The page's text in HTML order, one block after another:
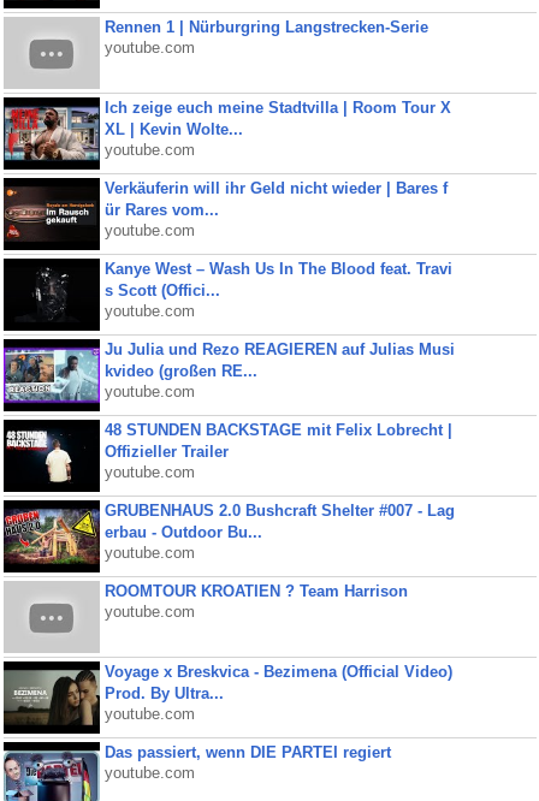
Rennen 1 | Nürburgring Langstrecken-Serie
youtube.com
Ich zeige euch meine Stadtvilla | Room Tour X
XL | Kevin Wolte...
youtube.com
Verkäuferin will ihr Geld nicht wieder | Bares f
ür Rares vom...
youtube.com
Kanye West – Wash Us In The Blood feat. Travi
s Scott (Offici...
youtube.com
Ju Julia und Rezo REAGIEREN auf Julias Musi
kvideo (großen RE...
youtube.com
48 STUNDEN BACKSTAGE mit Felix Lobrecht |
Offizieller Trailer
youtube.com
GRUBENHAUS 2.0 Bushcraft Shelter #007 - Lag
erbau - Outdoor Bu...
youtube.com
ROOMTOUR KROATIEN ? Team Harrison
youtube.com
Voyage x Breskvica - Bezimena (Official Video)
Prod. By Ultra...
youtube.com
Das passiert, wenn DIE PARTEI regiert
youtube.com